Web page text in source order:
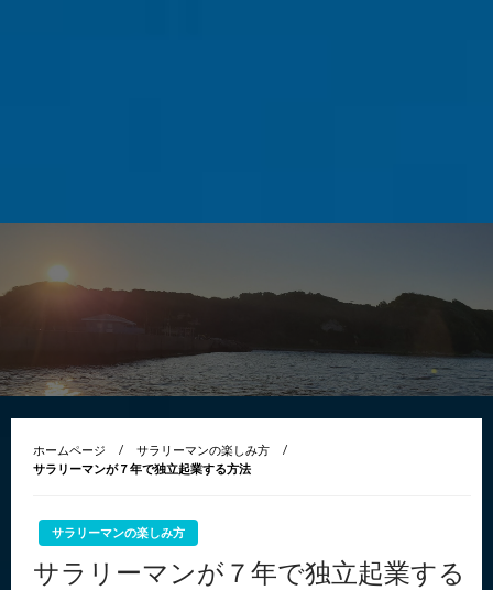
ホームページ
サラリーマンの楽しみ方
サラリーマンが７年で独立起業する方法
サラリーマンの楽しみ方
サラリーマンが７年で独立起業する